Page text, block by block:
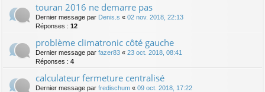
touran 2016 ne demarre pas
Dernier message par Denis.s « 02 nov. 2018, 22:13
Réponses : 12
problème climatronic côté gauche
Dernier message par fazer83 « 23 oct. 2018, 08:41
Réponses : 4
calculateur fermeture centralisé
Dernier message par fredischum « 09 oct. 2018, 17:22